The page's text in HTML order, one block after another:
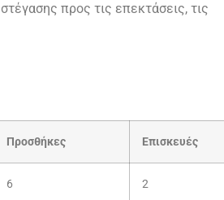
προς τις επεκτάσεις, τις
Προσθήκες Επισκευές
6 2